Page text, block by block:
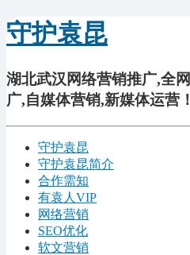
守护袁昆
湖北武汉网络营销推广,全
广,自媒体营销,新媒体运营
守护袁昆
守护袁昆简介
合作需知
有袁人VIP
网络营销
SEO优化
软文营销